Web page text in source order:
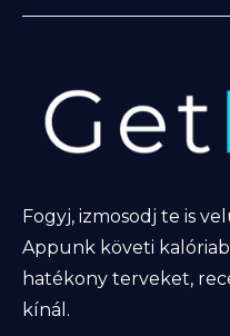
Fogyj, izmosodj te is
Appunk követi
hatékony terveket,
kínál.